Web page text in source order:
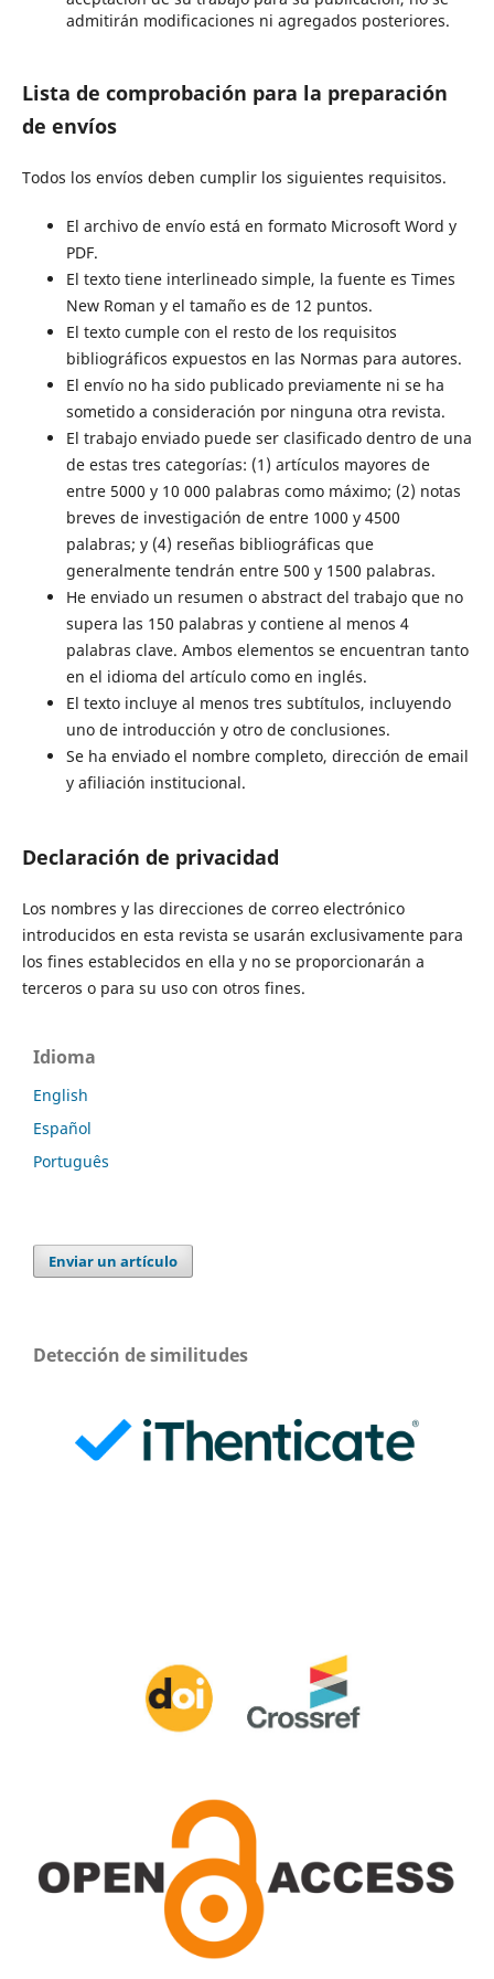
admitirán modificaciones ni agregados posteriores.
Lista de comprobación para la preparación
de envíos
Todos los envíos deben cumplir los siguientes requisitos.
El archivo de envío está en formato Microsoft Word y
PDF.
El texto tiene interlineado simple, la fuente es Times
New Roman y el tamaño es de 12 puntos.
El texto cumple con el resto de los requisitos
bibliográficos expuestos en las Normas para autores.
El envío no ha sido publicado previamente ni se ha
sometido a consideración por ninguna otra revista.
El trabajo enviado puede ser clasificado dentro de una
de estas tres categorías: (1) artículos mayores de
entre 5000 y 10 000 palabras como máximo; (2) notas
breves de investigación de entre 1000 y 4500
palabras; y (4) reseñas bibliográficas que
generalmente tendrán entre 500 y 1500 palabras.
He enviado un resumen o abstract del trabajo que no
supera las 150 palabras y contiene al menos 4
palabras clave. Ambos elementos se encuentran tanto
en el idioma del artículo como en inglés.
El texto incluye al menos tres subtítulos, incluyendo
uno de introducción y otro de conclusiones.
Se ha enviado el nombre completo, dirección de email
y afiliación institucional.
Declaración de privacidad
Los nombres y las direcciones de correo electrónico
introducidos en esta revista se usarán exclusivamente para
los fines establecidos en ella y no se proporcionarán a
terceros o para su uso con otros fines.
Idioma
English
Español
Português
Enviar un artículo
Detección de similitudes